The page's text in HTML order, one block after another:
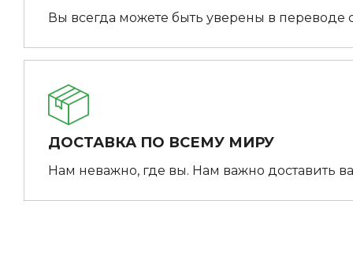
Вы всегда можете быть уверены в переводе
ДОСТАВКА ПО ВСЕМУ МИРУ
Нам неважно, где вы. Нам важно доставить